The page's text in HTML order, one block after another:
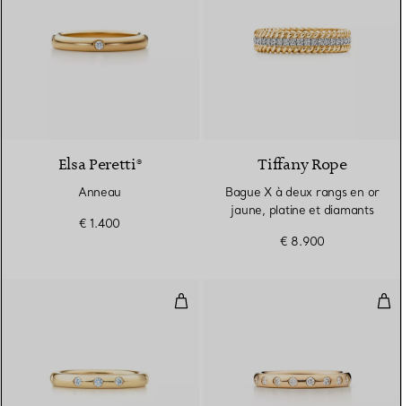
Elsa Peretti®
Anneau
€ 1.400
Tiffany Rope
Bague X à deux rangs en or
jaune, platine et diamants
€ 8.900
Anneau à superposer